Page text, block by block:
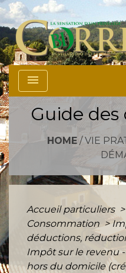
menu
Guide
HOME/VIE
Accueil particuliers >
Consommation >
déductions,
Impôt sur le revenu
hors du domicile